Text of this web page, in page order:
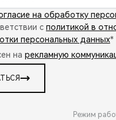
на обработку
с политикой в
персональных данных*
на рекламную
Режим